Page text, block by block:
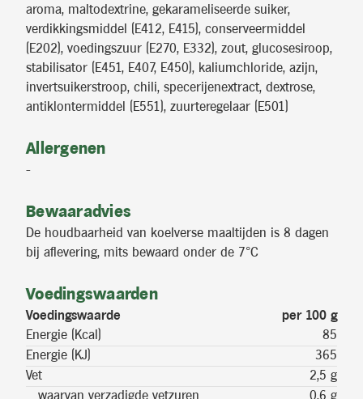
aroma, maltodextrine, gekarameliseerde suiker,
verdikkingsmiddel (E412, E415), conserveermiddel
(E202), voedingszuur (E270, E332), zout, glucosesiroop,
stabilisator (E451, E407, E450), kaliumchloride, azijn,
invertsuikerstroop, chili, specerijenextract, dextrose,
antiklontermiddel (E551), zuurteregelaar (E501)
Allergenen
-
Bewaaradvies
De houdbaarheid van koelverse maaltijden is 8 dagen
bij aflevering, mits bewaard onder de 7°C
Voedingswaarden
Voedingswaarde
per 100 g
Energie (Kcal)
85
Energie (KJ)
365
Vet
2,5 g
waarvan verzadigde vetzuren
0,6 g